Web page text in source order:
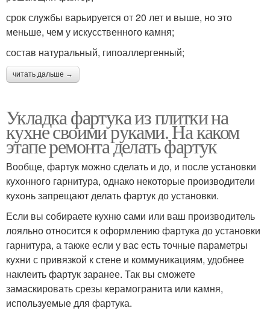
срок службы варьируется от 20 лет и выше, но это
меньше, чем у искусственного камня;
состав натуральный, гипоаллергенный;
читать дальше →
Укладка фартука из плитки на
кухне своими руками. На каком
этапе ремонта делать фартук
Вообще, фартук можно сделать и до, и после установки
кухонного гарнитура, однако некоторые производители
кухонь запрещают делать фартук до установки.
Если вы собираете кухню сами или ваш производитель
лояльно относится к оформлению фартука до установки
гарнитура, а также если у вас есть точные параметры
кухни с привязкой к стене и коммуникациям, удобнее
наклеить фартук заранее. Так вы сможете
замаскировать срезы керамогранита или камня,
используемые для фартука.